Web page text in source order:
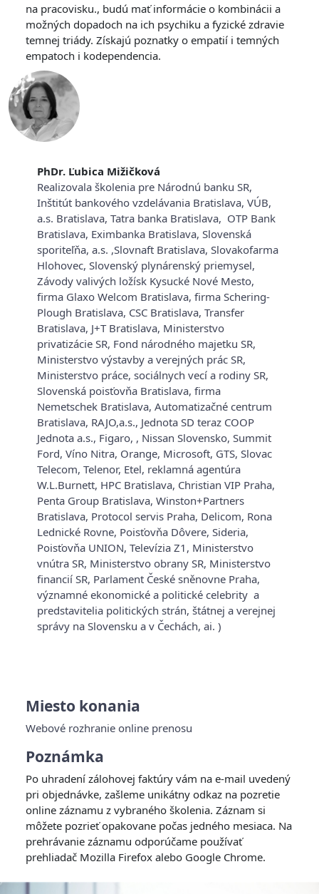
na pracovisku., budú mať informácie o kombinácii a
možných dopadoch na ich psychiku a fyzické zdravie
temnej triády. Získajú poznatky o empatií i temných
empatoch i kodependencia.
PhDr. Ľubica Mižičková
Realizovala školenia pre Národnú banku SR,
Inštitút bankového vzdelávania Bratislava, VÚB,
a.s. Bratislava, Tatra banka Bratislava, OTP Bank
Bratislava, Eximbanka Bratislava, Slovenská
sporiteľňa, a.s. ,Slovnaft Bratislava, Slovakofarma
Hlohovec, Slovenský plynárenský priemysel,
Závody valivých ložísk Kysucké Nové Mesto,
firma Glaxo Welcom Bratislava, firma Schering-
Plough Bratislava, CSC Bratislava, Transfer
Bratislava, J+T Bratislava, Ministerstvo
privatizácie SR, Fond národného majetku SR,
Ministerstvo výstavby a verejných prác SR,
Ministerstvo práce, sociálnych vecí a rodiny SR,
Slovenská poisťovňa Bratislava, firma
Nemetschek Bratislava, Automatizačné centrum
Bratislava, RAJO,a.s., Jednota SD teraz COOP
Jednota a.s., Figaro, , Nissan Slovensko, Summit
Ford, Víno Nitra, Orange, Microsoft, GTS, Slovac
Telecom, Telenor, Etel, reklamná agentúra
W.L.Burnett, HPC Bratislava, Christian VIP Praha,
Penta Group Bratislava, Winston+Partners
Bratislava, Protocol servis Praha, Delicom, Rona
Lednické Rovne, Poisťovňa Dôvere, Sideria,
Poisťovňa UNION, Televízia Z1, Ministerstvo
vnútra SR, Ministerstvo obrany SR, Ministerstvo
financií SR, Parlament České sněnovne Praha,
významné ekonomické a politické celebrity a
predstavitelia politických strán, štátnej a verejnej
správy na Slovensku a v Čechách, ai. )
Miesto konania
Webové rozhranie online prenosu
Poznámka
Po uhradení zálohovej faktúry vám na e-mail uvedený
pri objednávke, zašleme unikátny odkaz na pozretie
online záznamu z vybraného školenia. Záznam si
môžete pozrieť opakovane počas jedného mesiaca. Na
prehrávanie záznamu odporúčame používať
prehliadač Mozilla Firefox alebo Google Chrome.